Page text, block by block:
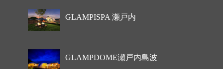
GLAMPISPA 瀬戸内
GLAMPDOME瀬戸内島波